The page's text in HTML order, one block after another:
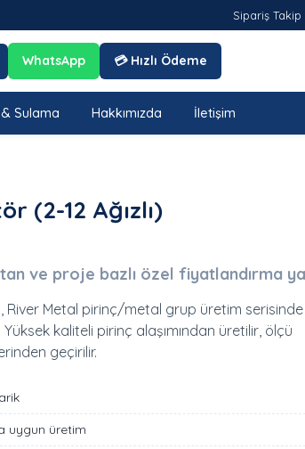
Sipariş Takip
WhatsApp 💳 Hızlı Ödeme
Sulama Hakkımızda İletişim
(2-12 Ağızlı)
ve proje bazlı özel fiyatlandırma
River Metal pirinç/metal grup üretim
kaliteli pirinç alaşımından üretilir, ölçü
geçirilir.
uygun üretim